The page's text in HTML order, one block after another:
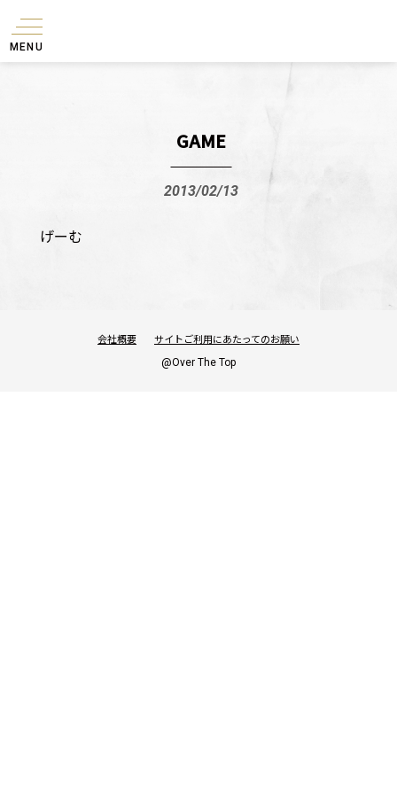
MENU
GAME
2013/02/13
げーむ
会社概要 サイトご利用にあたってのお願い
@Over The Top